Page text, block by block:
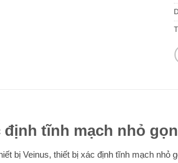
định tĩnh mạch nhỏ
bị Veinus, thiết bị xác định tĩnh mạch